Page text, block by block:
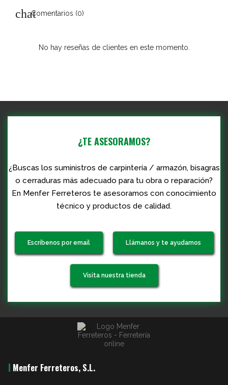
Comentarios (0)
No hay reseñas de clientes en este momento.
¿TE ASESORAMOS?
¿Buscas los suministros de carpintería / armazón, bisagras
o cerraduras más adecuado para tu obra o reparación?
En Menfer Ferreteros te asesoramos con conocimiento
técnico y productos de calidad.
Escríbenos por email Llámanos y te ayudamos
Visita nuestra tienda
Menfer Ferreteros, S.L.